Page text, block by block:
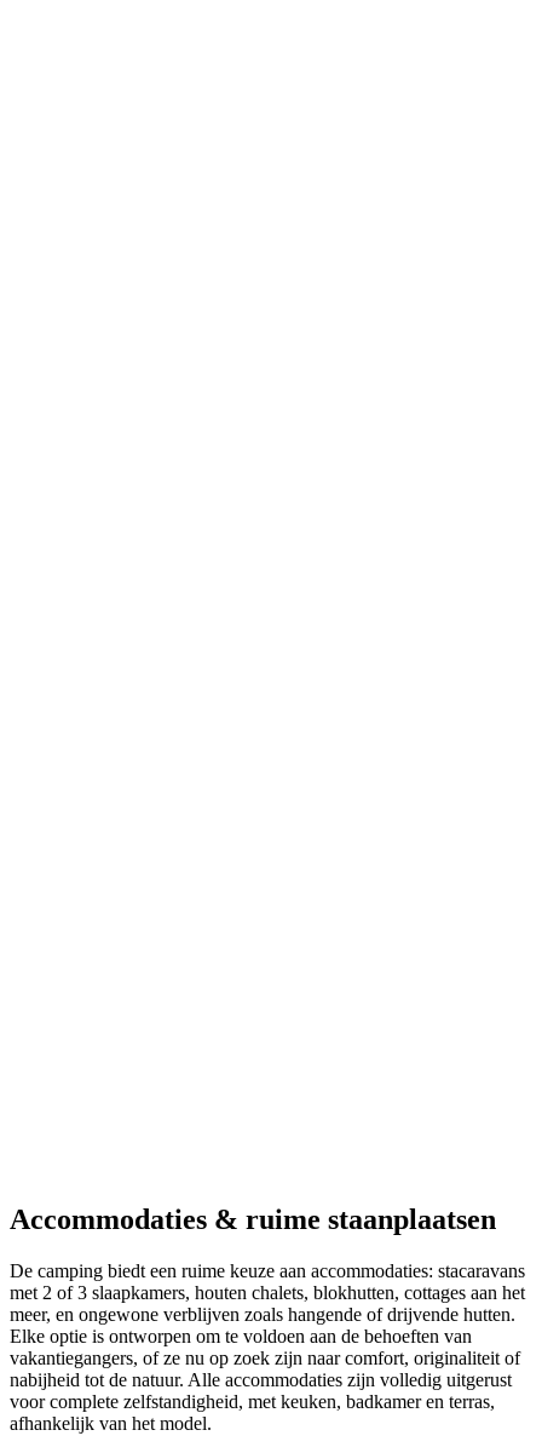
Accommodaties & ruime staanplaatsen
De camping biedt een ruime keuze aan accommodaties: stacaravans
met 2 of 3 slaapkamers, houten chalets, blokhutten, cottages aan het
meer, en ongewone verblijven zoals hangende of drijvende hutten.
Elke optie is ontworpen om te voldoen aan de behoeften van
vakantiegangers, of ze nu op zoek zijn naar comfort, originaliteit of
nabijheid tot de natuur. Alle accommodaties zijn volledig uitgerust
voor complete zelfstandigheid, met keuken, badkamer en terras,
afhankelijk van het model.